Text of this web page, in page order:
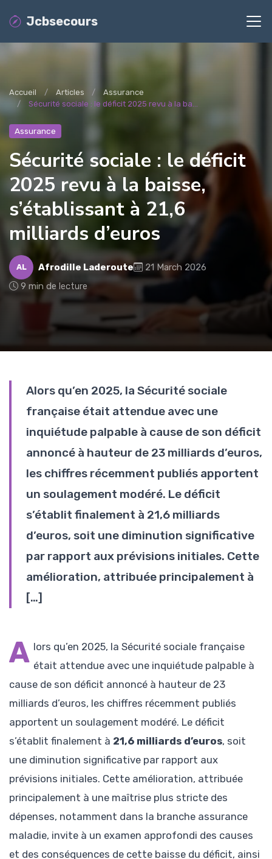
Jcbsecours
Accueil Articles
Assurance
Sécurité sociale : le déficit 2025 revu à la ba...
Assurance
Sécurité sociale : le déficit
2025 revu à la baisse,
s’établissant à 21,6
milliards d’euros
AL Afrodille Laderoute
21 March 2026
9 min de lecture
Alors qu’en 2025, la Sécurité sociale
française était attendue avec une
inquiétude palpable à cause de son déficit
annoncé à hauteur de 23 milliards d’euros,
les chiffres récemment publiés apportent
un soulagement modéré. Le déficit
s’établit finalement à 21,6 milliards
d’euros, soit une diminution significative
par rapport aux prévisions initiales. Cette
amélioration, attribuée principalement à
[…]
A lors qu’en 2025, la Sécurité sociale française
était attendue avec une inquiétude palpable à
cause de son déficit annoncé à hauteur de 23
milliards d’euros, les chiffres récemment publiés
apportent un soulagement modéré. Le déficit
s’établit finalement à 21,6 milliards d’euros, soit
une diminution significative par rapport aux
prévisions initiales. Cette amélioration, attribuée
principalement à une maîtrise plus stricte des
dépenses, notamment dans la branche assurance
maladie, invite à un examen approfondi des causes
et des conséquences de cette baisse du déficit, ainsi